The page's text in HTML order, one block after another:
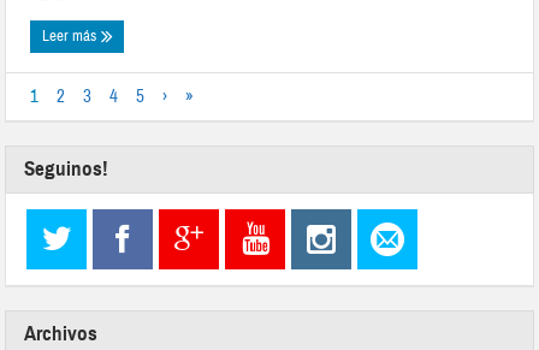
Leer más
1 2 3 4 5 › »
Seguinos!
Archivos